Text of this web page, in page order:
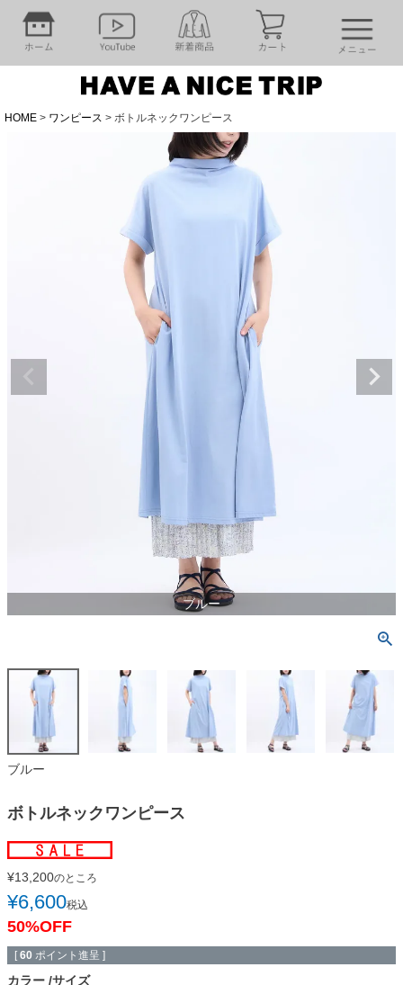
HOME ワンピース ボトルネックワンピース
ブルー
ブルー
ボトルネックワンピース
¥13,200のところ
¥6,600税込
50%OFF
[ 60 ポイント進呈 ]
カラー サイズ